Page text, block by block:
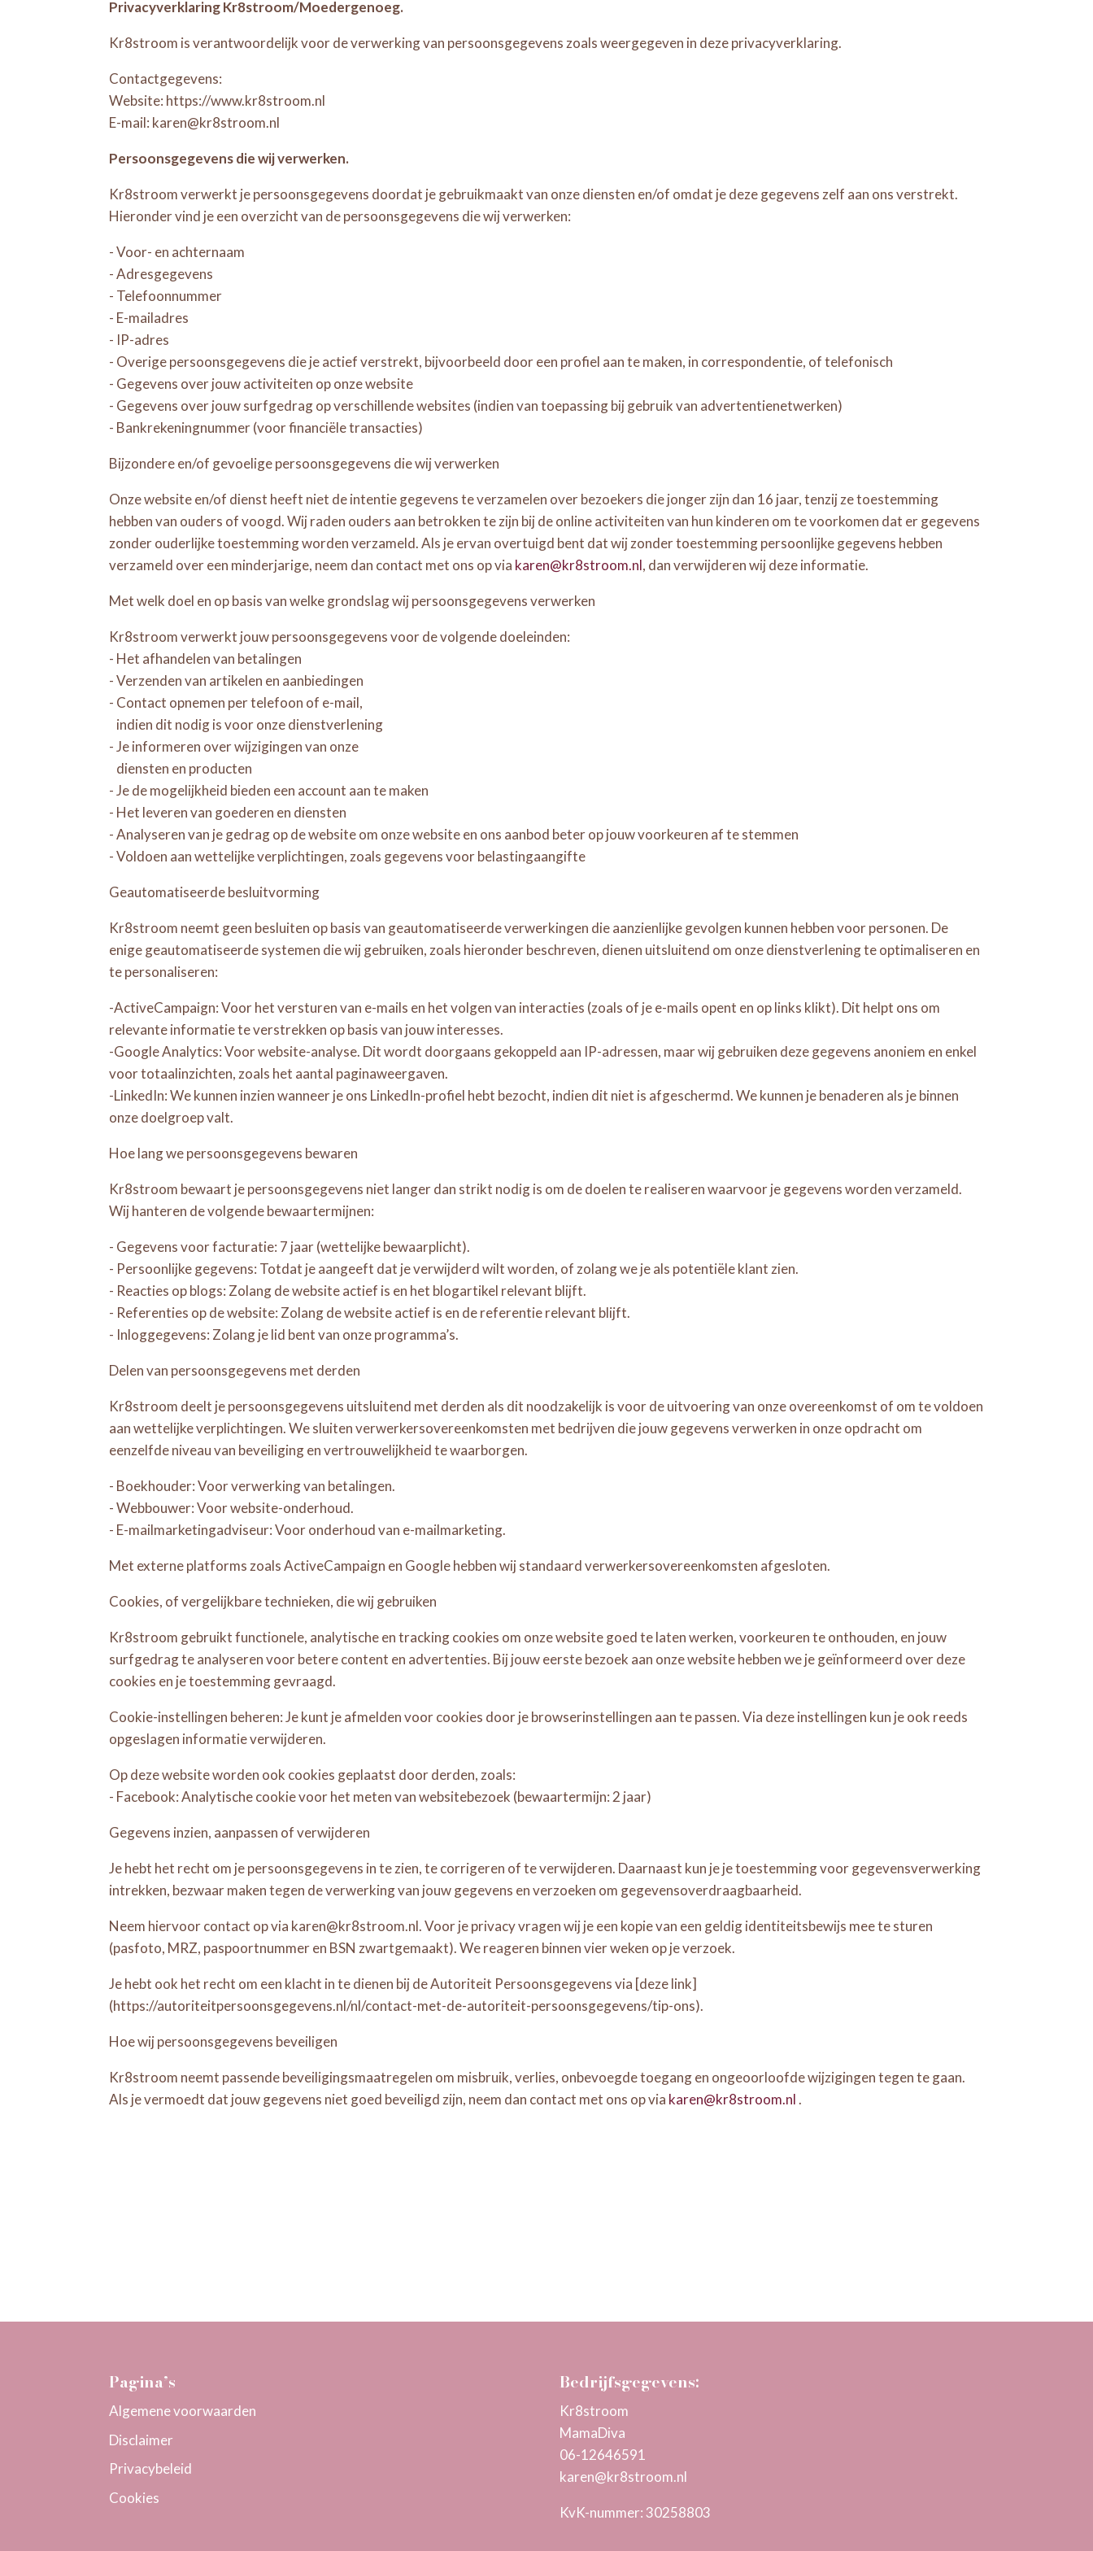
Privacyverklaring Kr8stroom/Moedergenoeg.
Kr8stroom is verantwoordelijk voor de verwerking van persoonsgegevens zoals weergegeven in deze privacyverklaring.
Contactgegevens:
Website: https://www.kr8stroom.nl
E-mail: karen@kr8stroom.nl
Persoonsgegevens die wij verwerken.
Kr8stroom verwerkt je persoonsgegevens doordat je gebruikmaakt van onze diensten en/of omdat je deze gegevens zelf aan ons verstrekt.
Hieronder vind je een overzicht van de persoonsgegevens die wij verwerken:
- Voor- en achternaam
- Adresgegevens
- Telefoonnummer
- E-mailadres
- IP-adres
- Overige persoonsgegevens die je actief verstrekt, bijvoorbeeld door een profiel aan te maken, in correspondentie, of telefonisch
- Gegevens over jouw activiteiten op onze website
- Gegevens over jouw surfgedrag op verschillende websites (indien van toepassing bij gebruik van advertentienetwerken)
- Bankrekeningnummer (voor financiële transacties)
Bijzondere en/of gevoelige persoonsgegevens die wij verwerken
Onze website en/of dienst heeft niet de intentie gegevens te verzamelen over bezoekers die jonger zijn dan 16 jaar, tenzij ze toestemming
hebben van ouders of voogd. Wij raden ouders aan betrokken te zijn bij de online activiteiten van hun kinderen om te voorkomen dat er gegevens
zonder ouderlijke toestemming worden verzameld. Als je ervan overtuigd bent dat wij zonder toestemming persoonlijke gegevens hebben
verzameld over een minderjarige, neem dan contact met ons op via karen@kr8stroom.nl, dan verwijderen wij deze informatie.
Met welk doel en op basis van welke grondslag wij persoonsgegevens verwerken
Kr8stroom verwerkt jouw persoonsgegevens voor de volgende doeleinden:
- Het afhandelen van betalingen
- Verzenden van artikelen en aanbiedingen
- Contact opnemen per telefoon of e-mail,
indien dit nodig is voor onze dienstverlening
- Je informeren over wijzigingen van onze
diensten en producten
- Je de mogelijkheid bieden een account aan te maken
- Het leveren van goederen en diensten
- Analyseren van je gedrag op de website om onze website en ons aanbod beter op jouw voorkeuren af te stemmen
- Voldoen aan wettelijke verplichtingen, zoals gegevens voor belastingaangifte
Geautomatiseerde besluitvorming
Kr8stroom neemt geen besluiten op basis van geautomatiseerde verwerkingen die aanzienlijke gevolgen kunnen hebben voor personen. De
enige geautomatiseerde systemen die wij gebruiken, zoals hieronder beschreven, dienen uitsluitend om onze dienstverlening te optimaliseren en
te personaliseren:
-ActiveCampaign: Voor het versturen van e-mails en het volgen van interacties (zoals of je e-mails opent en op links klikt). Dit helpt ons om
relevante informatie te verstrekken op basis van jouw interesses.
-Google Analytics: Voor website-analyse. Dit wordt doorgaans gekoppeld aan IP-adressen, maar wij gebruiken deze gegevens anoniem en enkel
voor totaalinzichten, zoals het aantal paginaweergaven.
-LinkedIn: We kunnen inzien wanneer je ons LinkedIn-profiel hebt bezocht, indien dit niet is afgeschermd. We kunnen je benaderen als je binnen
onze doelgroep valt.
Hoe lang we persoonsgegevens bewaren
Kr8stroom bewaart je persoonsgegevens niet langer dan strikt nodig is om de doelen te realiseren waarvoor je gegevens worden verzameld.
Wij hanteren de volgende bewaartermijnen:
- Gegevens voor facturatie: 7 jaar (wettelijke bewaarplicht).
- Persoonlijke gegevens: Totdat je aangeeft dat je verwijderd wilt worden, of zolang we je als potentiële klant zien.
- Reacties op blogs: Zolang de website actief is en het blogartikel relevant blijft.
- Referenties op de website: Zolang de website actief is en de referentie relevant blijft.
- Inloggegevens: Zolang je lid bent van onze programma’s.
Delen van persoonsgegevens met derden
Kr8stroom deelt je persoonsgegevens uitsluitend met derden als dit noodzakelijk is voor de uitvoering van onze overeenkomst of om te voldoen
aan wettelijke verplichtingen. We sluiten verwerkersovereenkomsten met bedrijven die jouw gegevens verwerken in onze opdracht om
eenzelfde niveau van beveiliging en vertrouwelijkheid te waarborgen.
- Boekhouder: Voor verwerking van betalingen.
- Webbouwer: Voor website-onderhoud.
- E-mailmarketingadviseur: Voor onderhoud van e-mailmarketing.
Met externe platforms zoals ActiveCampaign en Google hebben wij standaard verwerkersovereenkomsten afgesloten.
Cookies, of vergelijkbare technieken, die wij gebruiken
Kr8stroom gebruikt functionele, analytische en tracking cookies om onze website goed te laten werken, voorkeuren te onthouden, en jouw
surfgedrag te analyseren voor betere content en advertenties. Bij jouw eerste bezoek aan onze website hebben we je geïnformeerd over deze
cookies en je toestemming gevraagd.
Cookie-instellingen beheren: Je kunt je afmelden voor cookies door je browserinstellingen aan te passen. Via deze instellingen kun je ook reeds
opgeslagen informatie verwijderen.
Op deze website worden ook cookies geplaatst door derden, zoals:
- Facebook: Analytische cookie voor het meten van websitebezoek (bewaartermijn: 2 jaar)
Gegevens inzien, aanpassen of verwijderen
Je hebt het recht om je persoonsgegevens in te zien, te corrigeren of te verwijderen. Daarnaast kun je je toestemming voor gegevensverwerking
intrekken, bezwaar maken tegen de verwerking van jouw gegevens en verzoeken om gegevensoverdraagbaarheid.
Neem hiervoor contact op via karen@kr8stroom.nl. Voor je privacy vragen wij je een kopie van een geldig identiteitsbewijs mee te sturen
(pasfoto, MRZ, paspoortnummer en BSN zwartgemaakt). We reageren binnen vier weken op je verzoek.
Je hebt ook het recht om een klacht in te dienen bij de Autoriteit Persoonsgegevens via [deze link]
(https://autoriteitpersoonsgegevens.nl/nl/contact-met-de-autoriteit-persoonsgegevens/tip-ons).
Hoe wij persoonsgegevens beveiligen
Kr8stroom neemt passende beveiligingsmaatregelen om misbruik, verlies, onbevoegde toegang en ongeoorloofde wijzigingen tegen te gaan.
Als je vermoedt dat jouw gegevens niet goed beveiligd zijn, neem dan contact met ons op via karen@kr8stroom.nl.
Pagina’s
Algemene voorwaarden
Disclaimer
Privacybeleid
Cookies
Bedrijfsgegevens:
Kr8stroom
MamaDiva
06-12646591
karen@kr8stroom.nl
KvK-nummer: 30258803